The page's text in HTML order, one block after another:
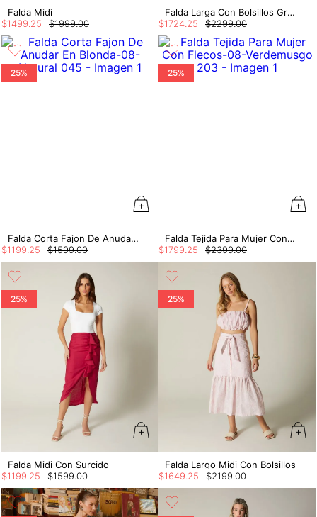
Falda Midi
$1999.00
$1499 25
Falda Larga Con Bolsillos Grandes
$2299.00
$1724 25
25%
Falda Corta Fajon De Anudar En Blonda
$1599.00
$1199 25
25%
Falda Tejida Para Mujer Con Flecos
$2399.00
$1799 25
25%
Falda Midi Con Surcido
$1599.00
$1199 25
25%
Falda Largo Midi Con Bolsillos
$2199.00
$1649 25